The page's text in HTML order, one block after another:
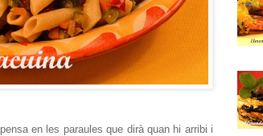
en les paraules que dirà quan hi arribi i